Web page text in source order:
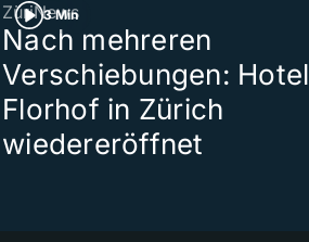
3 Min
ZüriNews
Nach mehreren
Verschiebungen: Hotel
Florhof in Zürich
wiedereröffnet